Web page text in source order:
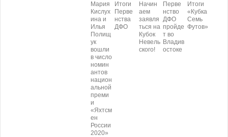
Мария
Кислух
ина и
Илья
Полищ
ук
вошли
в число
номин
антов
национ
альной
преми
и
«Яхтсм
ен
России
2020»
Итоги
Перве
нства
ДФО
Начин
аем
заявля
ться на
Кубок
Невель
ского!
Перве
нство
ДФО
пройде
т во
Владив
остоке
Итоги
«Кубка
Семь
Футов»